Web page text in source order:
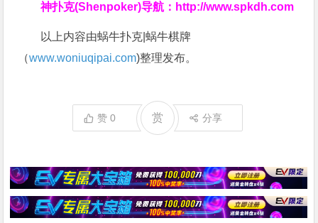
神扑克(Shenpoker)导航： http://www.spkdh.com
以上内容由蜗牛扑克|蜗牛棋牌
（www.woniuqipai.com)整理发布。
赞0 赏 分享